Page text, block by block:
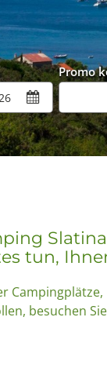
Promo
tun,
besuchen